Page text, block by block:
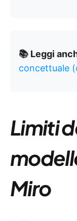
📚 Leggi
concettuale
Limiti
Miro